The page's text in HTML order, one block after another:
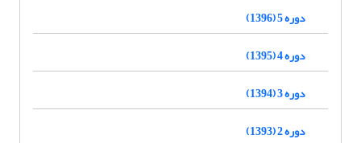
دوره 5 (1396)
دوره 4 (1395)
دوره 3 (1394)
دوره 2 (1393)